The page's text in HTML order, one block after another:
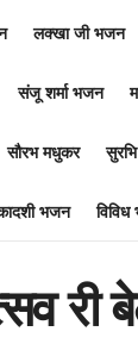
लक्खा जी भजन
संजू शर्मा भजन
सौरभ मधुकर
भजन
री